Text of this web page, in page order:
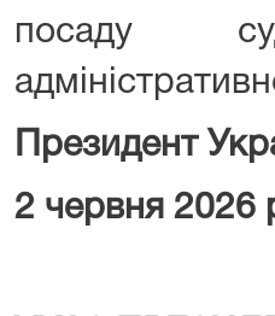
посаду
Президент
2 червня 2026